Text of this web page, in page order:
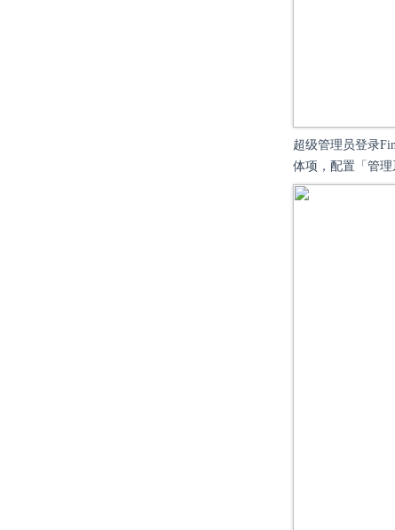
超级管理员登录
体项，配置「管理